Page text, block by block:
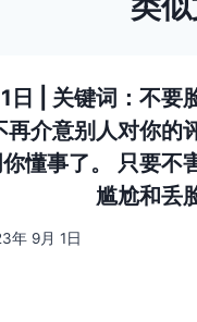
| 关键词：不要
再介意别人对你的
懂事了。 只要不
尴尬和丢
年 9月 1日